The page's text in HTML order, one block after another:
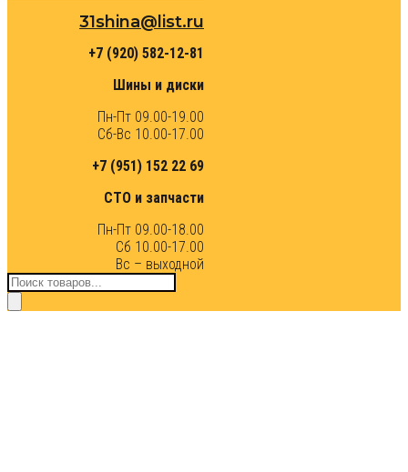
31shina@list.ru
+7 (920) 582-12-81
Шины и диски
Пн-Пт 09.00-19.00
Сб-Вс 10.00-17.00
+7 (951) 152 22 69
СТО и запчасти
Пн-Пт 09.00-18.00
Сб 10.00-17.00
Вс – выходной
Поиск
товаров